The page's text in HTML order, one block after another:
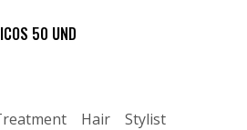
50 UND
Hair Stylist